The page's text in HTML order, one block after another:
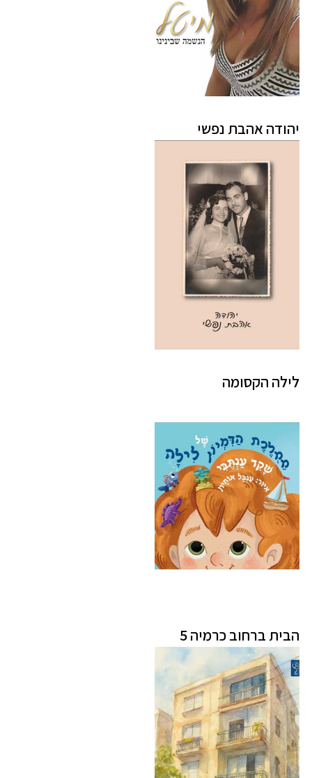
יהודה אהבת נפשי
לילה הקסומה
הבית ברחוב כרמיה 5